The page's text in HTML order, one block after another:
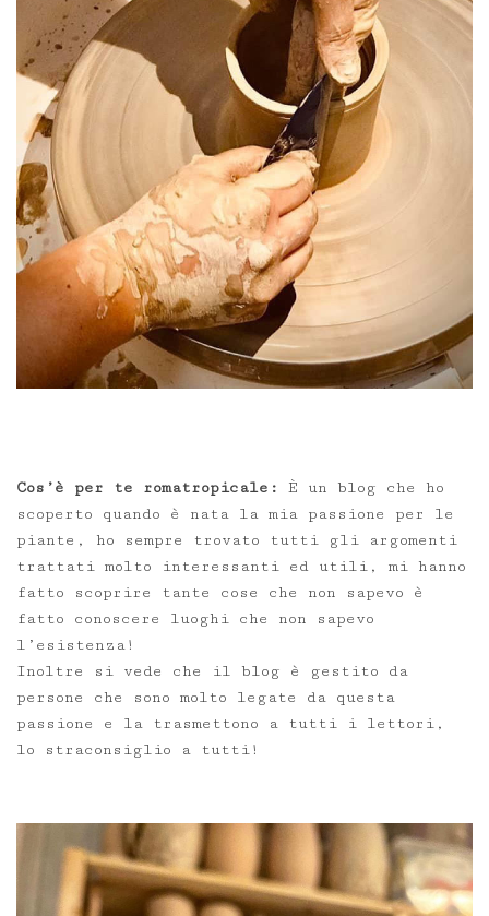
Cos’è per te romatropicale: È un blog che ho
scoperto quando è nata la mia passione per le
piante, ho sempre trovato tutti gli argomenti
trattati molto interessanti ed utili, mi hanno
fatto scoprire tante cose che non sapevo è
fatto conoscere luoghi che non sapevo
l’esistenza!
Inoltre si vede che il blog è gestito da
persone che sono molto legate da questa
passione e la trasmettono a tutti i lettori,
lo straconsiglio a tutti!